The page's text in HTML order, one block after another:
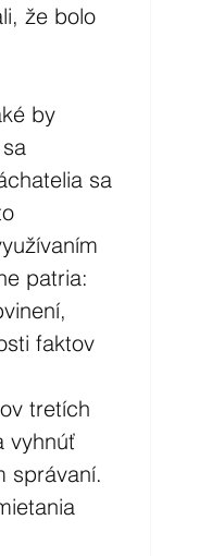
že bolo
by
sa
patria:
faktov
tretích
vyhnúť
správaní.